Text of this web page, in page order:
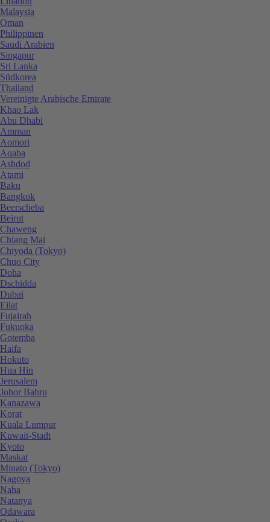
Malaysia
Oman
Philippinen
Saudi Arabien
Singapur
Sri Lanka
Südkorea
Thailand
Vereinigte Arabische Emirate
Khao Lak
Abu Dhabi
Amman
Aomori
Aqaba
Ashdod
Atami
Baku
Bangkok
Beerscheba
Beirut
Chaweng
Chiang Mai
Chiyoda (Tokyo)
Chuo City
Doha
Dschidda
Dubai
Eilat
Fujairah
Fukuoka
Gotemba
Haifa
Hokuto
Hua Hin
Jerusalem
Johor Bahru
Kanazawa
Korat
Kuala Lumpur
Kuwait-Stadt
Kyoto
Maskat
Minato (Tokyo)
Nagoya
Naha
Natanya
Odawara